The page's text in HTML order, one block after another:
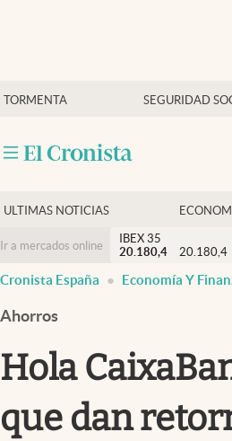
TORMENTA SEGURIDAD
Economía y finanzas
Criptomonedas
ULTIMAS NOTICIAS
Ir a mercados online
IBEX 35
20.180,4
20.180,4
Cronista España Economía Y
Ahorros
Hola
que dan